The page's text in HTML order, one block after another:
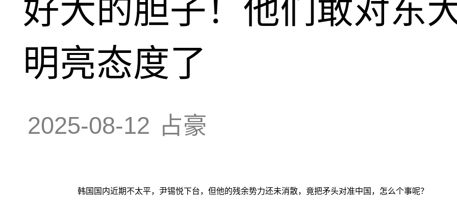
好大的胆子！他们敢对东
明亮态度了
2025-08-12 占豪
韩国国内近期不太平，尹锡悦下台，但他的残余势力还未消散，竟把矛头对准中国，怎么个事呢？